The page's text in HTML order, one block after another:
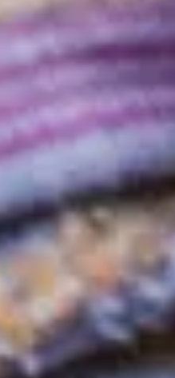
en torno al movimiento
con Endémico.
acerca